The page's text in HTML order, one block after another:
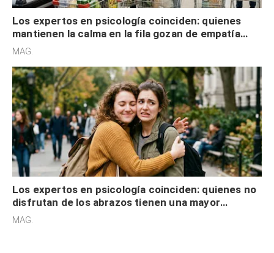
Los expertos en psicología coinciden: quienes
mantienen la calma en la fila gozan de empatía
cognitiva, gratitud y no solo tienen autocontrol
MAG.
Los expertos en psicología coinciden: quienes no
disfrutan de los abrazos tienen una mayor
sensibilidad a los estímulos físicos y no es por
MAG.